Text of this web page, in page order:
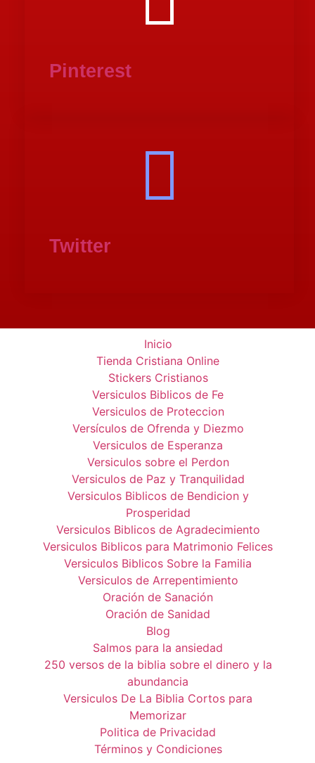
Pinterest
Twitter
Inicio
Tienda Cristiana Online
Stickers Cristianos
Versiculos Biblicos de Fe
Versiculos de Proteccion
Versículos de Ofrenda y Diezmo
Versiculos de Esperanza
Versiculos sobre el Perdon
Versiculos de Paz y Tranquilidad
Versiculos Biblicos de Bendicion y
Prosperidad
Versiculos Biblicos de Agradecimiento
Versiculos Biblicos para Matrimonio Felices
Versiculos Biblicos Sobre la Familia
Versiculos de Arrepentimiento
Oración de Sanación
Oración de Sanidad
Blog
Salmos para la ansiedad
250 versos de la biblia sobre el dinero y la
abundancia
Versiculos De La Biblia Cortos para
Memorizar
Politica de Privacidad
Términos y Condiciones